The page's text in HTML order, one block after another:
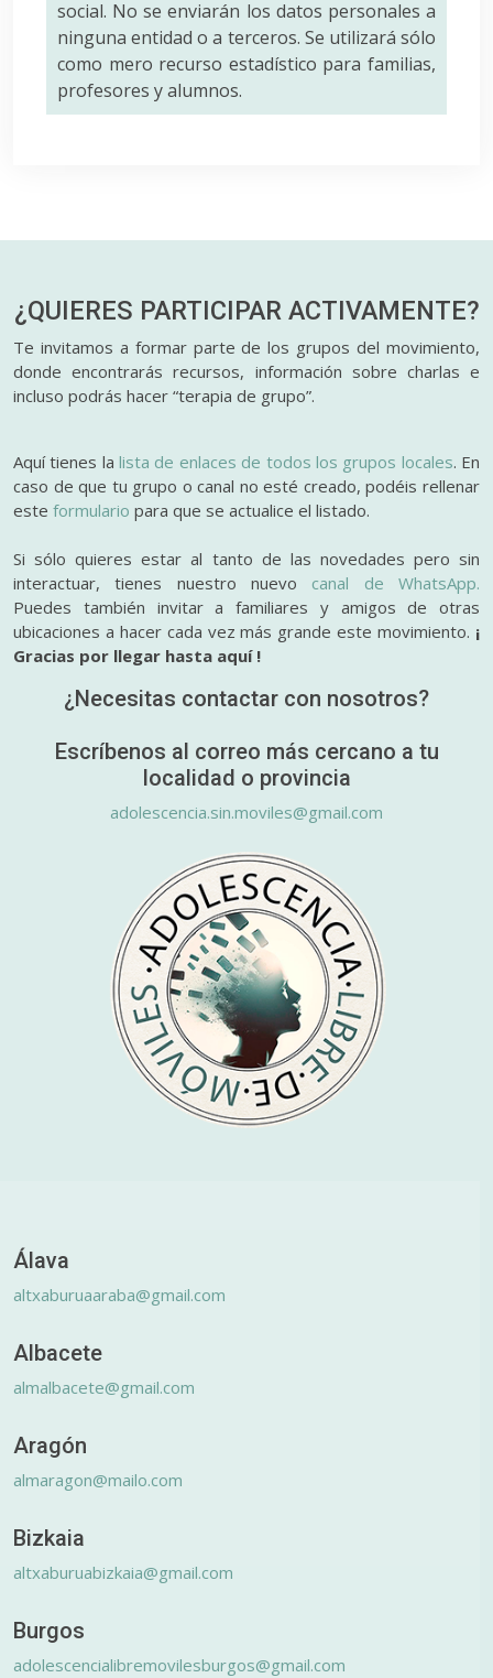
social. No se enviarán los datos personales a
ninguna entidad o a terceros. Se utilizará sólo
como mero recurso estadístico para familias,
profesores y alumnos.
¿QUIERES PARTICIPAR ACTIVAMENTE?
Te invitamos a formar parte de los grupos del movimiento,
donde encontrarás recursos, información sobre charlas e
incluso podrás hacer “terapia de grupo”.
Aquí tienes lalista de enlaces de todos los grupos locales. En
caso de que tu grupo o canal no esté creado, podéis rellenar
este formulario para que se actualice el listado.
Si sólo quieres estar al tanto de las novedades pero sin
interactuar, tienes nuestro nuevo canal de WhatsApp.
Puedes también invitar a familiares y amigos de otras
ubicaciones a hacer cada vez más grande este movimiento. ¡
Gracias por llegar hasta aquí !
¿Necesitas contactar con nosotros?
Escríbenos al correo más cercano a tu
localidad o provincia
adolescencia.sin.moviles@gmail.com
Álava
altxaburuaaraba@gmail.com
Albacete
almalbacete@gmail.com
Aragón
almaragon@mailo.com
Bizkaia
altxaburuabizkaia@gmail.com
Burgos
adolescencialibremovilesburgos@gmail.com